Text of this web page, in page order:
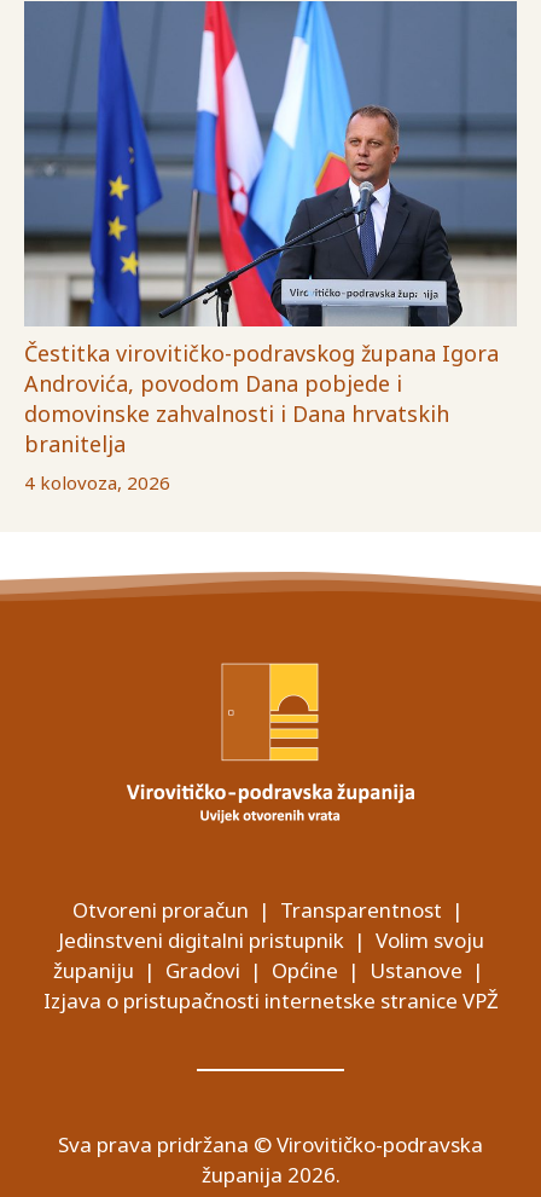
Čestitka virovitičko-podravskog župana Igora
Androvića, povodom Dana pobjede i
domovinske zahvalnosti i Dana hrvatskih
branitelja
4 kolovoza, 2026
Otvoreni proračun | Transparentnost |
Jedinstveni digitalni pristupnik| Volim svoju
županiju | Gradovi | Općine | Ustanove |
Izjava o pristupačnosti internetske stranice VPŽ
Sva prava pridržana © Virovitičko-podravska
županija 2026.